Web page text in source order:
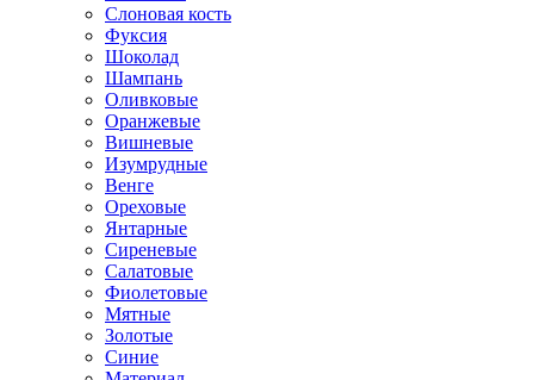
Слоновая кость
Фуксия
Шоколад
Шампань
Оливковые
Оранжевые
Вишневые
Изумрудные
Венге
Ореховые
Янтарные
Сиреневые
Салатовые
Фиолетовые
Мятные
Золотые
Синие